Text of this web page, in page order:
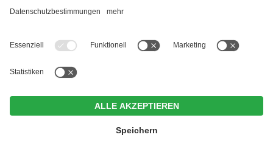
Events in Südtirol
Hotel Brunner